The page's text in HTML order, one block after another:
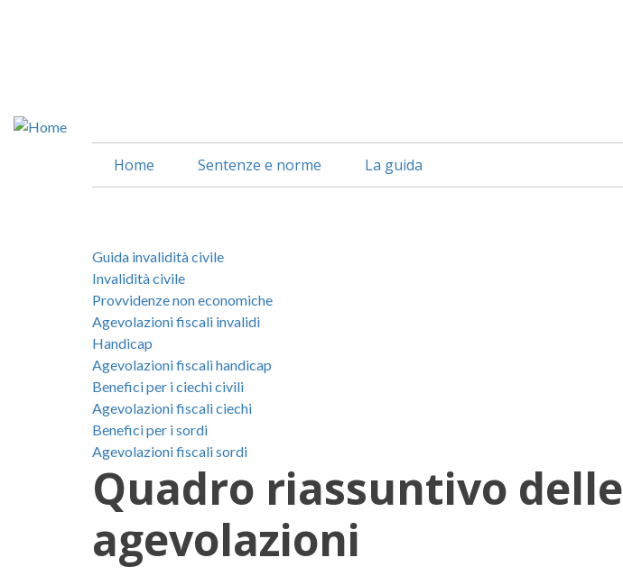
Home Sentenze e norme La guida
Guida invalidità civile
Invalidità civile
Provvidenze non economiche
Agevolazioni fiscali invalidi
Handicap
Agevolazioni fiscali handicap
Benefici per i ciechi civili
Agevolazioni fiscali ciechi
Benefici per i sordi
Agevolazioni fiscali sordi
Quadro riassuntivo delle
agevolazioni